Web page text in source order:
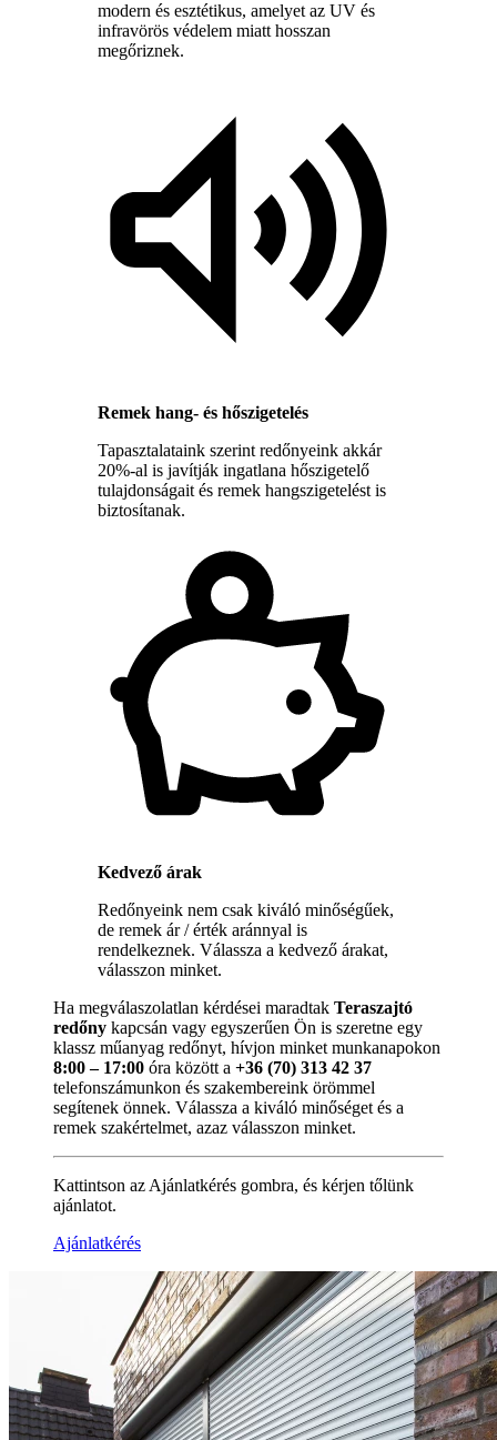
modern és esztétikus, amelyet az UV és
infravörös védelem miatt hosszan
megőriznek.
Remek hang- és hőszigetelés
Tapasztalataink szerint redőnyeink akkár
20%-al is javítják ingatlana hőszigetelő
tulajdonságait és remek hangszigetelést is
biztosítanak.
Kedvező árak
Redőnyeink nem csak kiváló minőségűek,
de remek ár / érték aránnyal is
rendelkeznek. Válassza a kedvező árakat,
válasszon minket.
Ha megválaszolatlan kérdései maradtak Teraszajtó
redőny kapcsán vagy egyszerűen Ön is szeretne egy
klassz műanyag redőnyt, hívjon minket munkanapokon
8:00 – 17:00 óra között a +36 (70) 313 42 37
telefonszámunkon és szakembereink örömmel
segítenek önnek. Válassza a kiváló minőséget és a
remek szakértelmet, azaz válasszon minket.
Kattintson az Ajánlatkérés gombra, és kérjen tőlünk
ajánlatot.
Ajánlatkérés